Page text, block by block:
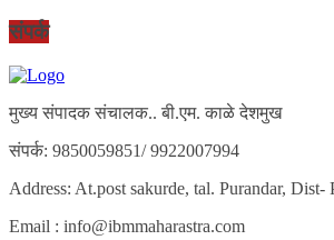
संपर्क
मुख्य संपादक संचालक.. बी.एम. काळे देशमुख
संपर्क: 9850059851/ 9922007994
Address: At.post sakurde, tal. Purandar, Dist-
Email : info@ibmmaharastra.com